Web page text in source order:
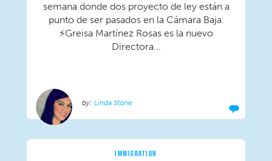
semana donde dos proyecto de ley están a
punto de ser pasados en la Cámara Baja.
⚡Greisa Martínez Rosas es la nuevo
Directora...
Linda Stone
IMMIGRATION